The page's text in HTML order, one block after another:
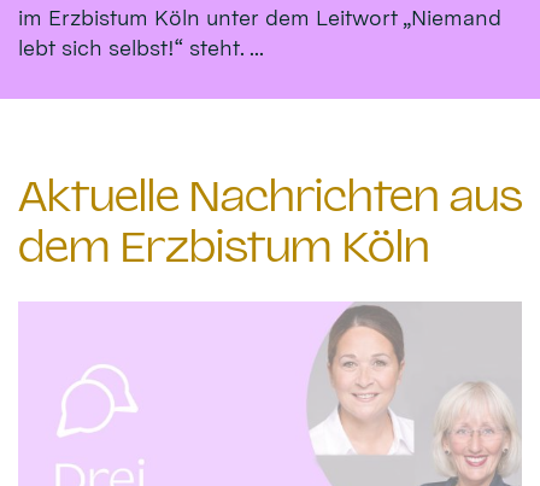
im Erzbistum Köln unter dem Leitwort „Niemand
lebt sich selbst!“ steht. ...
Aktuelle Nachrichten aus
dem Erzbistum Köln